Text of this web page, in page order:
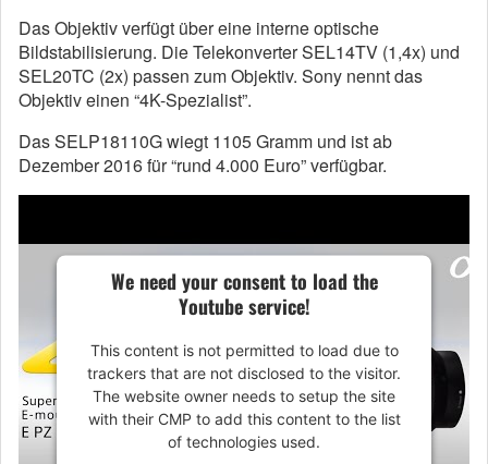
Das Objektiv verfügt über eine interne optische
Bildstabilisierung. Die Telekonverter SEL14TV (1,4x) und
SEL20TC (2x) passen zum Objektiv. Sony nennt das
Objektiv einen “4K-Spezialist”.
Das SELP18110G wiegt 1105 Gramm und ist ab
Dezember 2016 für “rund 4.000 Euro” verfügbar.
We need your consent to load the
Youtube service!
This content is not permitted to load due to
trackers that are not disclosed to the visitor.
The website owner needs to setup the site
with their CMP to add this content to the list
of technologies used.